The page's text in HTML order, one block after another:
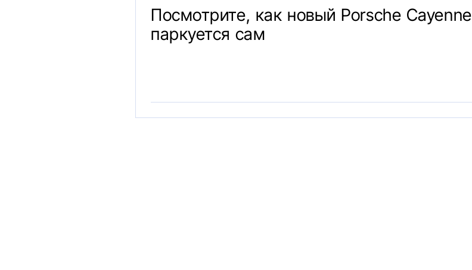
Посмотрите, как новый Porsche Cayenne
паркуется сам